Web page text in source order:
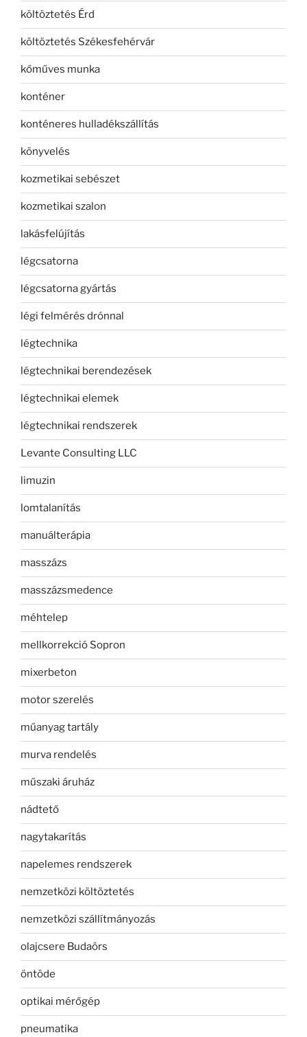
költöztetés Érd
költöztetés Székesfehérvár
kőműves munka
konténer
konténeres hulladékszállítás
könyvelés
kozmetikai sebészet
kozmetikai szalon
lakásfelújítás
légcsatorna
légcsatorna gyártás
légi felmérés drónnal
légtechnika
légtechnikai berendezések
légtechnikai elemek
légtechnikai rendszerek
Levante Consulting LLC
limuzin
lomtalanítás
manuálterápia
masszázs
masszázsmedence
méhtelep
mellkorrekció Sopron
mixerbeton
motor szerelés
műanyag tartály
murva rendelés
műszaki áruház
nádtető
nagytakarítás
napelemes rendszerek
nemzetközi költöztetés
nemzetközi szállítmányozás
olajcsere Budaörs
öntöde
optikai mérőgép
pneumatika